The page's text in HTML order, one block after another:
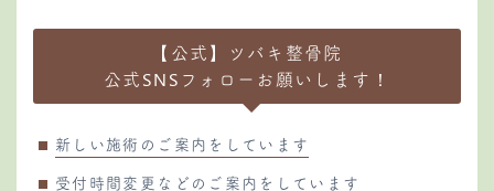
【公式】ツバキ整骨院
公式SNSフォローお願いします！
新しい施術のご案内をしています
受付時間変更などのご案内をしています